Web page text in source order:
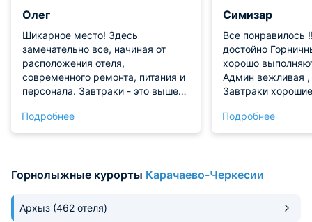
Олег
Шикарное место! Здесь
замечательно все, начиная от
расположения отеля,
современного ремонта, питания и
персонала. Завтраки - это выше
попроще. В отеле имеется сауна,
бассейн, ресторан, огромная
ресепшене оперативно решила
категорией выше. Рекомендую!
Подробнее
Симизар
Все понравилось
достойно Горничные очень
хорошо
Админ вежливая , бассейн супер
Завтраки хорошие Моя
Хозяину respect! Хотя я очень
вредная
Подробнее
Горнолыжные курорты Карачаево-Черкесии
Архыз (462 отеля)